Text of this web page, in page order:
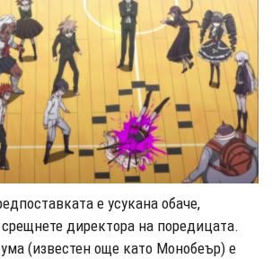
е усукана обаче,
директора на поредицата.
(известен още като Монобеър) е